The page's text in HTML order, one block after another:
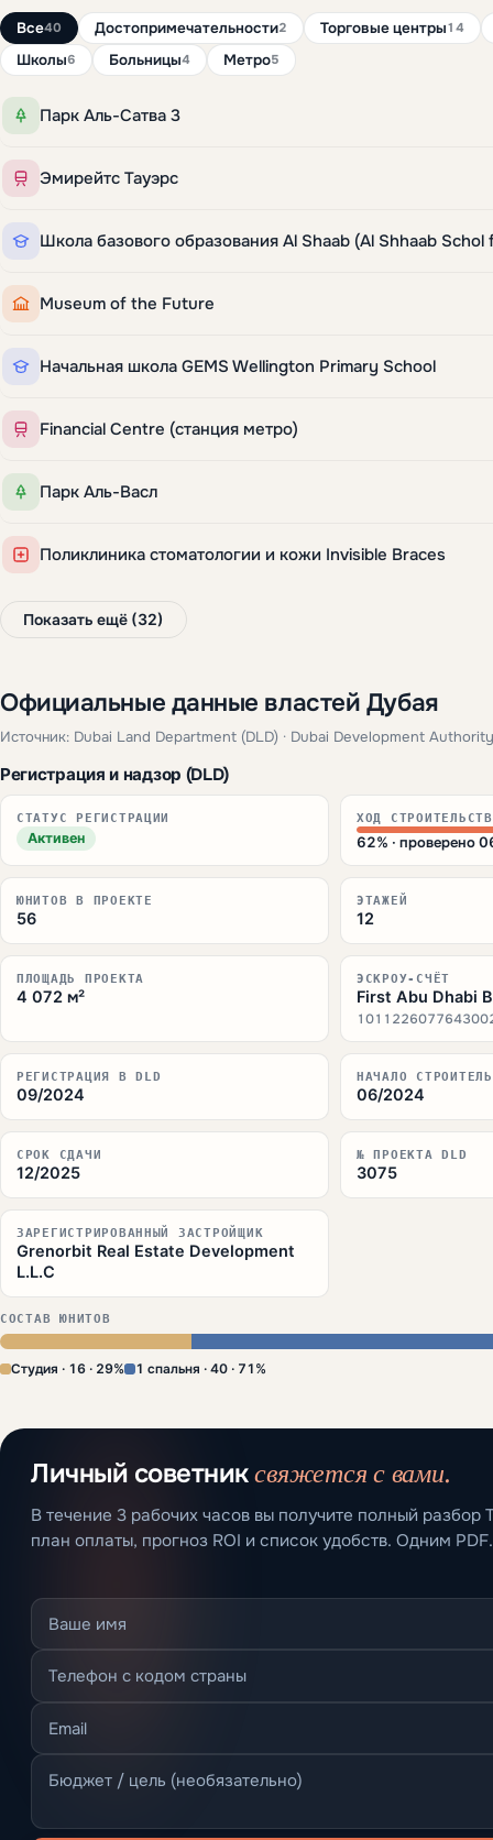
Все40 Достопримечательности2 Торговые центры14
Школы6 Больницы4 Метро5
Парк Аль-Сатва 3
Эмирейтс Тауэрс
Museum of the Future
Начальная школа GEMS Wellington Primary School
Financial Centre (станция метро)
Парк Аль-Васл
Поликлиника стоматологии и кожи Invisible Braces
Показать ещё (32)
Официальные данные властей Дубая
Источник: Dubai Land Department (DLD) · Dubai Development
Регистрация и надзор (DLD)
СТАТУС РЕГИСТРАЦИИ
Активен
ХОД
62% · проверено
ЮНИТОВ В ПРОЕКТЕ
56
ЭТАЖЕЙ
12
ПЛОЩАДЬ ПРОЕКТА
4 072 м²
ЭСКРОУ-СЧЁТ
First Abu Dhabi
РЕГИСТРАЦИЯ В DLD
09/2024
НАЧАЛО
06/2024
СРОК СДАЧИ
12/2025
№ ПРОЕКТА DLD
3075
ЗАРЕГИСТРИРОВАННЫЙ ЗАСТРОЙЩИК
Grenorbit Real Estate Development
L.L.C
СОСТАВ ЮНИТОВ
Студия · 16 · 29% 1 спальня · 40 · 71%
Личный советниксвяжется с вами.
В течение 3 рабочих часов вы получите полный разбор
план оплаты, прогноз ROI и список удобств. Одним PDF.